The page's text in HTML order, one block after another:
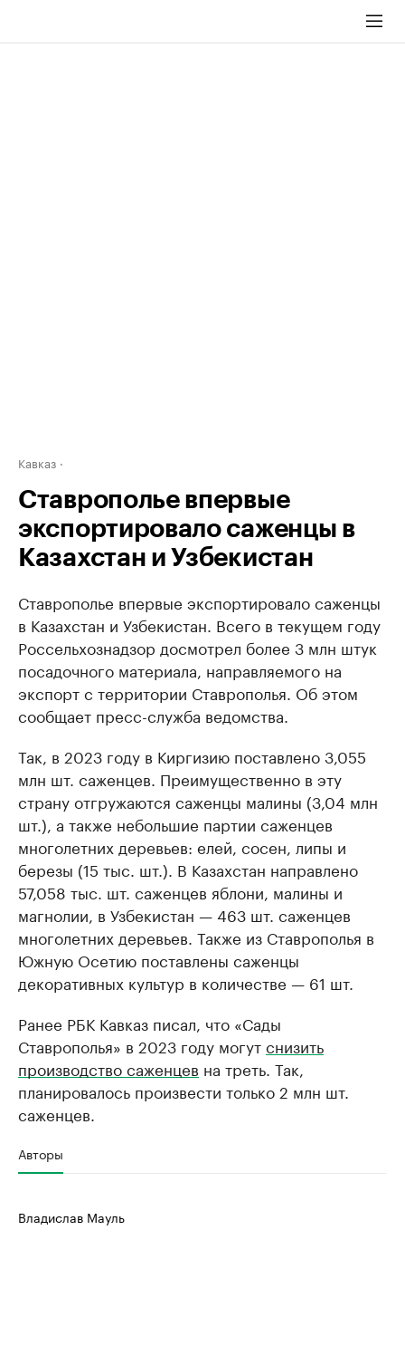
Кавказ
Ставрополье впервые
экспортировало саженцы в
Казахстан и Узбекистан
Ставрополье впервые экспортировало саженцы
в Казахстан и Узбекистан. Всего в текущем году
Россельхознадзор досмотрел более 3 млн штук
посадочного материала, направляемого на
экспорт с территории Ставрополья. Об этом
сообщает пресс-служба ведомства.
Так, в 2023 году в Киргизию поставлено 3,055
млн шт. саженцев. Преимущественно в эту
страну отгружаются саженцы малины (3,04 млн
шт.), а также небольшие партии саженцев
многолетних деревьев: елей, сосен, липы и
березы (15 тыс. шт.). В Казахстан направлено
57,058 тыс. шт. саженцев яблони, малины и
магнолии, в Узбекистан — 463 шт. саженцев
многолетних деревьев. Также из Ставрополья в
Южную Осетию поставлены саженцы
декоративных культур в количестве — 61 шт.
Ранее РБК Кавказ писал, что «Сады
Ставрополья» в 2023 году могутснизить
производство саженцев на треть. Так,
планировалось произвести только 2 млн шт.
саженцев.
Авторы
Владислав Мауль